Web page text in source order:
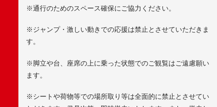
※通行のためのスペース確保にご協力ください。
※ジャンプ・激しい動きでの応援は禁止とさせていただきま
す。
※脚立や台、座席の上に乗った状態でのご観覧はご遠慮願い
ます。
※シートや荷物等での場所取り等は全面的に禁止とさせてい